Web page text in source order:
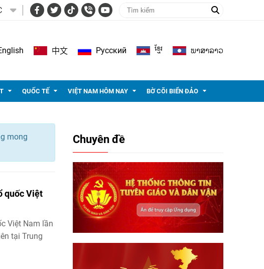
中文 Pусский ខ្មែរ ພາ​ສາ​ລາວ
QUỐC TẾ VIỆT NAM HÔM NAY BỜ CÕI BIỂN ĐẢO
mong
quốc Việt
Việt Nam lần
tại Trung
Chuyên đề